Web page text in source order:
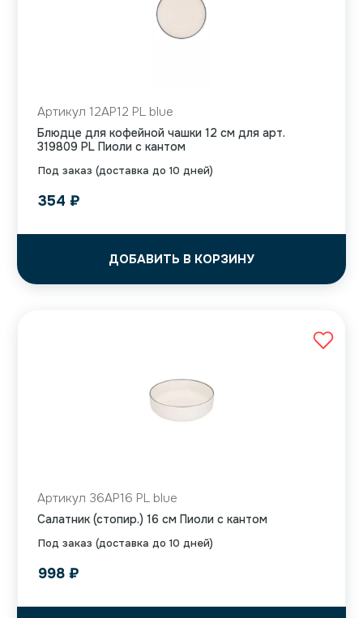
Под заказ (доставка до 10 дней)
Артикул 12AP12 PL blue
Блюдце для кофейной чашки 12 см для арт.
319809 PL Пиоли с кантом
354 ₽
ДОБАВИТЬ В КОРЗИНУ
Под заказ (доставка до 10 дней)
Артикул 36AP16 PL blue
Салатник (стопир.) 16 см Пиоли с кантом
998 ₽